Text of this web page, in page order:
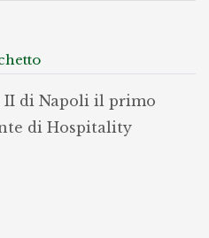
II di Napoli il primo
di Hospitality